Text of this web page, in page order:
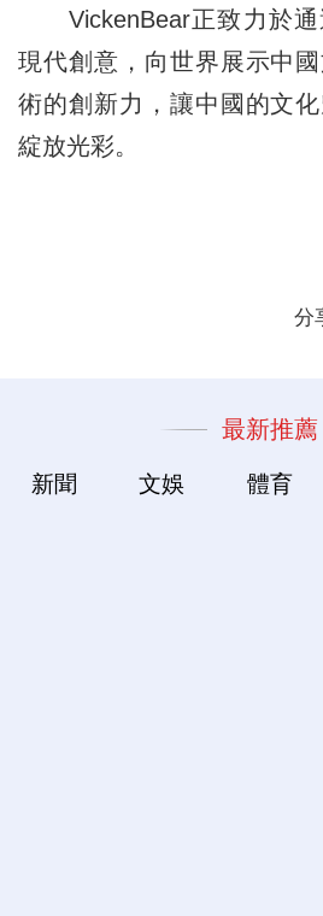
VickenBear正致力於通
現代創意，向世界展示中
術的創新力，讓中國的文
綻放光彩。
分
最新推薦
新聞 文娛 體育